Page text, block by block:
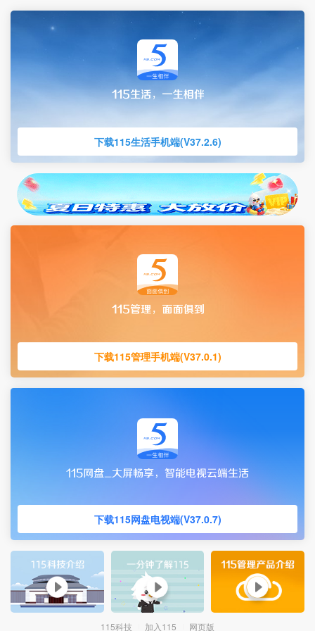
下载115生活手机端(V37.2.6)
下载115管理手机端(V37.0.1)
下载115网盘电视端(V37.0.7)
115科技 加入115 网页版